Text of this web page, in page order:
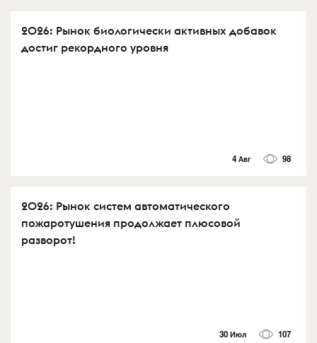
2026: Рынок биологически активных добавок
достиг рекордного уровня
4 Авг 98
2026: Рынок систем автоматического
пожаротушения продолжает плюсовой
разворот!
30 Июл 107